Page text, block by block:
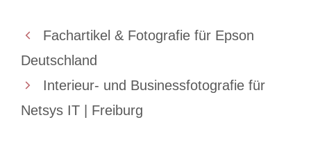
Fachartikel & Fotografie für Epson
Deutschland
Interieur- und Businessfotografie für
Netsys IT | Freiburg